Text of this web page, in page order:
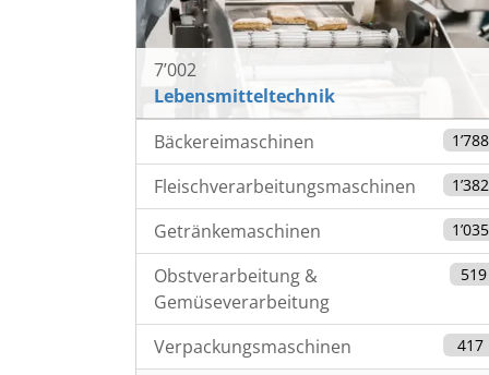
7’002
Lebensmitteltechnik
Bäckereimaschinen
1’788
Fleischverarbeitungsmaschinen 1’382
Getränkemaschinen 1’035
Obstverarbeitung &
Gemüseverarbeitung
519
Verpackungsmaschinen 417